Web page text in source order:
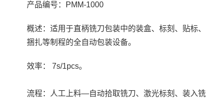
产品编号：PMM-1000
概述： 适用于直柄铣刀包装中的装盒、标刻、贴标、
捆扎等制程的全自动包装设备。
效率： 7s/1pcs。
流程：人工上料—自动拾取铣刀、激光标刻、装入铣